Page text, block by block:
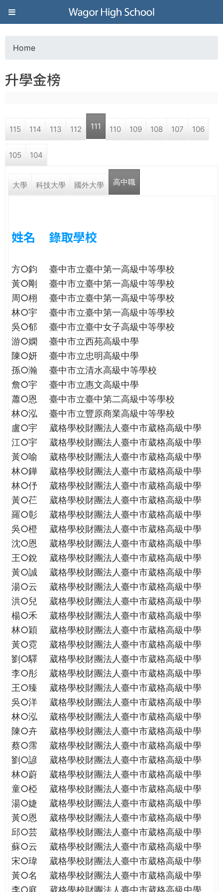
Jump to navigation
葳
格
高
學
民。
WAGOR
TODAY
THE
WORLD
TOMORROW
PUTTING
YOU
THE
PATH
GLOBAL
CITIZENSHIP
o
a
r
e
e
e
Home
升學金榜
115 114 113 112 111 110 109 108 107 106
105 104
大學 科技大學 國外大學 高中職
姓名 錄取學校
方○鈞
臺中市立臺中第一高級中等學校
黃○剛
臺中市立臺中第一高級中等學校
周○栩
臺中市立臺中第一高級中等學校
林○宇
臺中市立臺中第一高級中等學校
吳○郁
臺中市立臺中女子高級中等學校
游○嫻
臺中市立西苑高級中學
陳○妍
臺中市立忠明高級中學
孫○瀚
臺中市立清水高級中等學校
詹○宇
臺中市立惠文高級中學
蕭○恩
臺中市立臺中第二高級中等學校
林○泓
臺中市立豐原商業高級中等學校
盧○宇
葳格學校財團法人臺中市葳格高級中學
江○宇
葳格學校財團法人臺中市葳格高級中學
黃○喻
葳格學校財團法人臺中市葳格高級中學
林○鏵
葳格學校財團法人臺中市葳格高級中學
林○伃
葳格學校財團法人臺中市葳格高級中學
黃○芢
葳格學校財團法人臺中市葳格高級中學
羅○彰
葳格學校財團法人臺中市葳格高級中學
吳○橙
葳格學校財團法人臺中市葳格高級中學
沈○恩
葳格學校財團法人臺中市葳格高級中學
王○銳
葳格學校財團法人臺中市葳格高級中學
黃○誠
葳格學校財團法人臺中市葳格高級中學
湯○云
葳格學校財團法人臺中市葳格高級中學
洪○兒
葳格學校財團法人臺中市葳格高級中學
楊○禾
葳格學校財團法人臺中市葳格高級中學
林○穎
葳格學校財團法人臺中市葳格高級中學
黃○霓
葳格學校財團法人臺中市葳格高級中學
劉○驛
葳格學校財團法人臺中市葳格高級中學
李○彤
葳格學校財團法人臺中市葳格高級中學
王○臻
葳格學校財團法人臺中市葳格高級中學
吳○洋
葳格學校財團法人臺中市葳格高級中學
林○泓
葳格學校財團法人臺中市葳格高級中學
陳○卉
葳格學校財團法人臺中市葳格高級中學
蔡○霈
葳格學校財團法人臺中市葳格高級中學
劉○諺
葳格學校財團法人臺中市葳格高級中學
林○蔚
葳格學校財團法人臺中市葳格高級中學
童○椏
葳格學校財團法人臺中市葳格高級中學
湯○婕
葳格學校財團法人臺中市葳格高級中學
黃○恩
葳格學校財團法人臺中市葳格高級中學
邱○芸
葳格學校財團法人臺中市葳格高級中學
蘇○云
葳格學校財團法人臺中市葳格高級中學
宋○瑋
葳格學校財團法人臺中市葳格高級中學
黃○名
葳格學校財團法人臺中市葳格高級中學
李○庭
葳格學校財團法人臺中市葳格高級中學